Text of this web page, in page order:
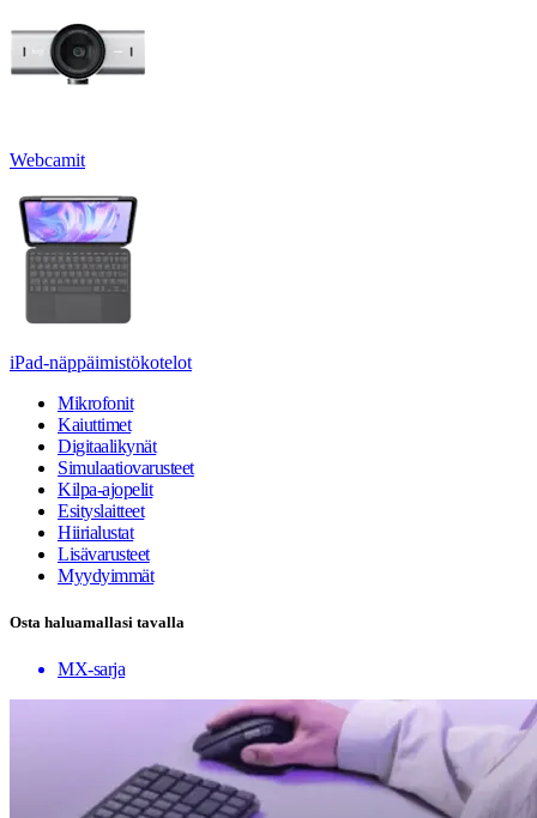
Webcamit
iPad-näppäimistökotelot
Mikrofonit
Kaiuttimet
Digitaalikynät
Simulaatiovarusteet
Kilpa-ajopelit
Esityslaitteet
Hiirialustat
Lisävarusteet
Myydyimmät
Osta haluamallasi tavalla
MX-sarja